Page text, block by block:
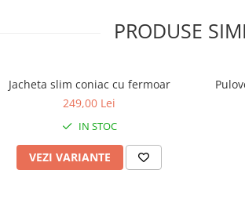
PRODUSE
Jacheta slim coniac cu fermoar
249,00 Lei
IN STOC
VEZI VARIANTE